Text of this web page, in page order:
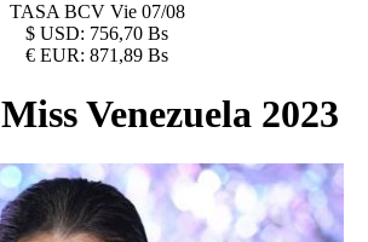
TASA BCV Vie 07/08
$ USD: 756,70 Bs
€ EUR: 871,89 Bs
Miss Venezuela 2023